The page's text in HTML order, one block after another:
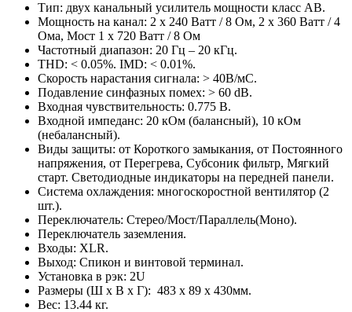
Тип: двух канальный усилитель мощности класс AB.
Мощность на канал: 2 х 240 Ватт / 8 Ом, 2 х 360 Ватт / 4
Ома, Мост 1 х 720 Ватт / 8 Ом
Частотный диапазон: 20 Гц – 20 кГц.
THD: < 0.05%. IMD: < 0.01%.
Скорость нарастания сигнала: > 40В/мС.
Подавление синфазных помех: > 60 dB.
Входная чувствительность: 0.775 В.
Входной импеданс: 20 кОм (балансный), 10 кОм
(небалансный).
Виды защиты: от Короткого замыкания, от Постоянного
напряжения, от Перегрева, Субсоник фильтр, Мягкий
старт. Светодиодные индикаторы на передней панели.
Система охлаждения: многоскоростной вентилятор (2
шт.).
Переключатель: Стерео/Мост/Параллель(Моно).
Переключатель заземления.
Входы: XLR.
Выход: Спикон и винтовой терминал.
Установка в рэк: 2U
Размеры (Ш х В х Г): 483 х 89 х 430мм.
Вес: 13.44 кг.